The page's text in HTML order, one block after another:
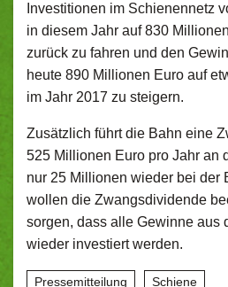
Investitionen im Schienennetz
in diesem Jahr auf 830
zurück zu fahren und den
heute 890 Millionen Euro auf
im Jahr 2017 zu steigern.
Zusätzlich führt die Bahn eine
525 Millionen Euro pro Jahr an
nur 25 Millionen wieder bei der
wollen die Zwangsdividende
sorgen, dass alle Gewinne aus
wieder investiert werden.
Pressemitteilung Schiene